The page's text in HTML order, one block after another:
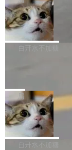
l 迁移或唤醒时，新
库继续执行。存储库
te 17 Pro、OPPO
样的次旗舰。
Z Flip8三款折叠屏新
部搭载骁龙8 Elite
本控制系统。目前处
ltaDB 的核心思路直
眼的位置：「
mits」——软件是在
是把这段空隙补上。
aDB 捕获 commit 之
SpaceXAI 单季资
根据风险投资人
析）披露的最新分析
微软同期总资本开支
bet、微软以及 Meta
ceXAI的资金消耗速
撑庞大支出的资金来
貌。数据显示，微软
白开水不加糖
一个在终端里运行
1.2，驱动这个 agent
你可以用 curl -fsSL
sh | bash 安装一个
代码、验证结果的
局
美团开源
准 AI 能力认知
机器出题的前提，
构建流程可以分为
白开水不加糖